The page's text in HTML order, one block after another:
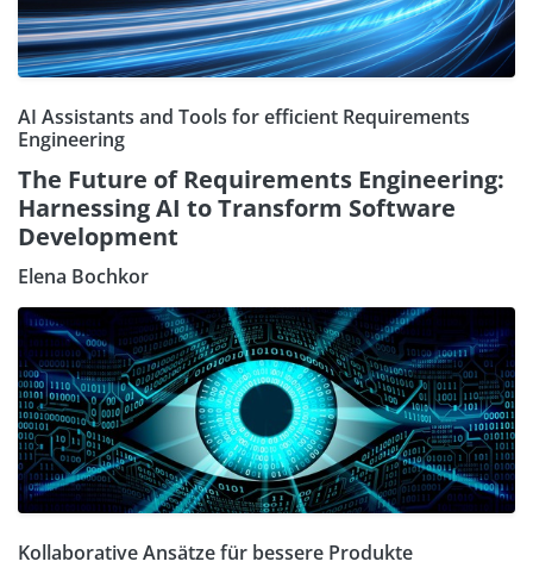
AI Assistants and Tools for efficient Requirements
Engineering
The Future of Requirements Engineering:
Harnessing AI to Transform Software
Development
Elena Bochkor
Kollaborative Ansätze für bessere Produkte